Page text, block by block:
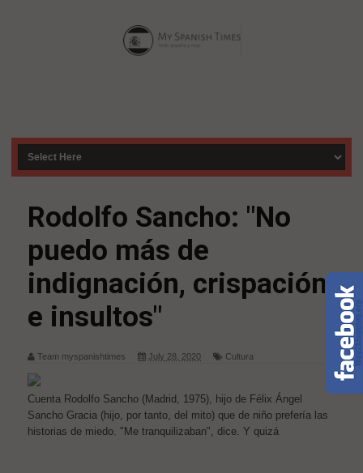
Rodolfo Sancho: "No
puedo más de
indignación, crispación
e insultos"
Team myspanishtimes July 28, 2020 Cultura
Cuenta Rodolfo Sancho (Madrid, 1975), hijo de Félix Ángel
Sancho Gracia (hijo, por tanto, del mito) que de niño prefería las
historias de miedo. "Me tranquilizaban", dice. Y quizá